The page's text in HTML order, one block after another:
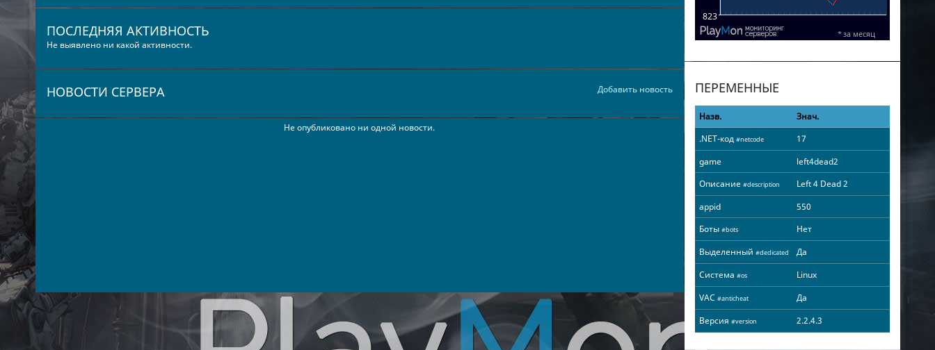
ПОСЛЕДНЯЯ АКТИВНОСТЬ
Не выявлено ни какой активности.
Добавить новость
НОВОСТИ СЕРВЕРА
Не опубликовано ни одной новости.
ПЕРЕМЕННЫЕ
Назв.
Знач.
.NET-код #netcode
17
game
left4dead2
Описание #description
Left 4 Dead 2
appid
550
Боты #bots
Нет
Выделенный #dedicated
Да
Система #os
Linux
VAC #anticheat
Да
Версия #version 2.2.4.3